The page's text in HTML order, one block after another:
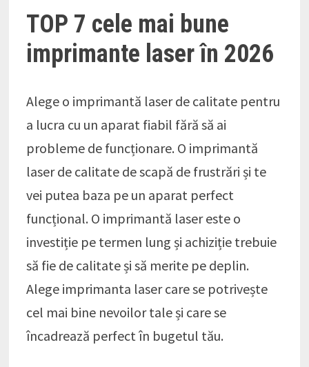
TOP 7 cele mai bune
imprimante laser în 2026
Alege o imprimantă laser de calitate pentru
a lucra cu un aparat fiabil fără să ai
probleme de funcționare. O imprimantă
laser de calitate de scapă de frustrări și te
vei putea baza pe un aparat perfect
funcțional. O imprimantă laser este o
investiție pe termen lung și achiziție trebuie
să fie de calitate și să merite pe deplin.
Alege imprimanta laser care se potrivește
cel mai bine nevoilor tale și care se
încadrează perfect în bugetul tău.